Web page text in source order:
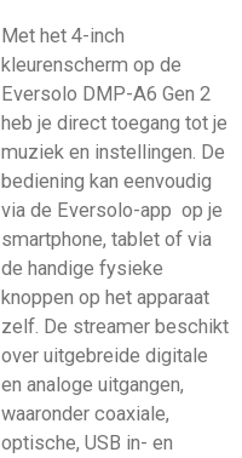
Met het 4-inch
kleurenscherm op de
Eversolo DMP-A6 Gen 2
heb je direct toegang tot je
muziek en instellingen. De
bediening kan eenvoudig
via de Eversolo-app op je
smartphone, tablet of via
de handige fysieke
knoppen op het apparaat
zelf. De streamer beschikt
over uitgebreide digitale
en analoge uitgangen,
waaronder coaxiale,
optische, USB in- en